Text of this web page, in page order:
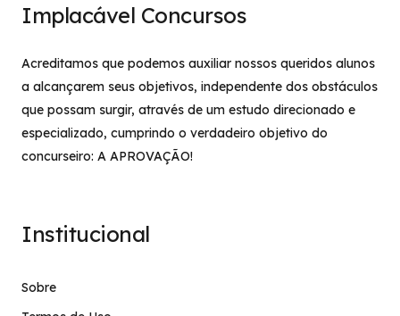
Implacável Concursos
Acreditamos que podemos auxiliar nossos queridos alunos
a alcançarem seus objetivos, independente dos obstáculos
que possam surgir, através de um estudo direcionado e
especializado, cumprindo o verdadeiro objetivo do
concurseiro: A APROVAÇÃO!
Institucional
Sobre